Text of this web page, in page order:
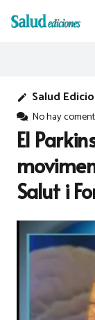
edit Salud
No hay
El
Salut i